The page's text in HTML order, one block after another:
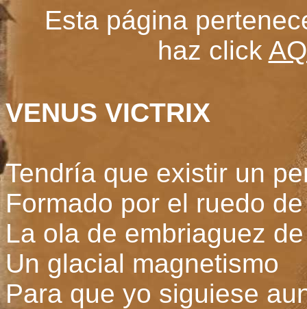
Esta página
haz click
VENUS VICTRIX
Tendría que existir un
Formado por el ruedo
La ola de embriaguez
Un glacial magnetismo
Para que yo siguiese